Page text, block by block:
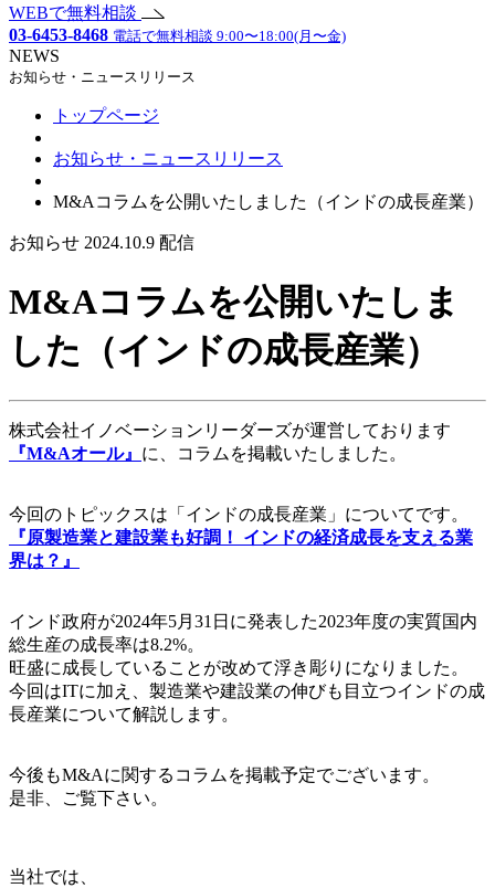
WEBで無料相談
03-6453-8468 電話で無料相談 9:00〜18:00(月〜金)
NEWS
お知らせ・ニュースリリース
トップページ
お知らせ・ニュースリリース
M&Aコラムを公開いたしました（インドの成長産業）
お知らせ 2024.10.9 配信
M&Aコラムを公開いたしま
した（インドの成長産業）
株式会社イノベーションリーダーズが運営しております
『M&Aオール』 に、コラムを掲載いたしました。
今回のトピックスは「インドの成長産業」についてです。
『原製造業と建設業も好調！ インドの経済成長を支える業
界は？』
インド政府が2024年5月31日に発表した2023年度の実質国内
総生産の成長率は8.2%。
旺盛に成長していることが改めて浮き彫りになりました。
今回はITに加え、製造業や建設業の伸びも目立つインドの成
長産業について解説します。
今後もM&Aに関するコラムを掲載予定でございます。
是非、ご覧下さい。
当社では、